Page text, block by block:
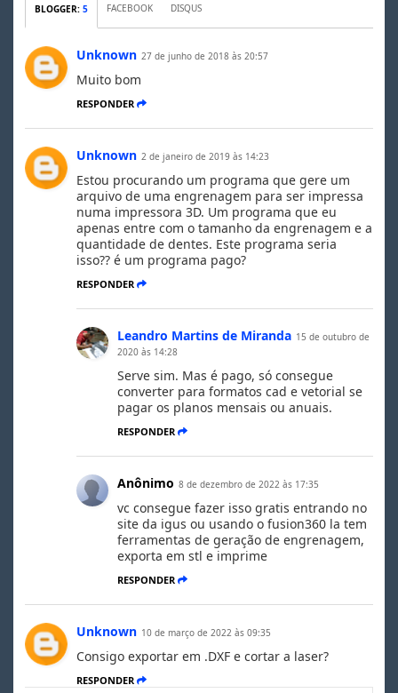
BLOGGER: 5 FACEBOOK DISQUS
Unknown 27 de junho de 2018 às 20:57
Muito bom
RESPONDER
Unknown 2 de janeiro de 2019 às 14:23
Estou procurando um programa que gere um
arquivo de uma engrenagem para ser impressa
numa impressora 3D. Um programa que eu
apenas entre com o tamanho da engrenagem e a
quantidade de dentes. Este programa seria
isso?? é um programa pago?
RESPONDER
Leandro Martins de Miranda 15 de outubro de
2020 às 14:28
Serve sim. Mas é pago, só consegue
converter para formatos cad e vetorial se
pagar os planos mensais ou anuais.
RESPONDER
Anônimo 8 de dezembro de 2022 às 17:35
vc consegue fazer isso gratis entrando no
site da igus ou usando o fusion360 la tem
ferramentas de geração de engrenagem,
exporta em stl e imprime
RESPONDER
Unknown 10 de março de 2022 às 09:35
Consigo exportar em .DXF e cortar a laser?
RESPONDER